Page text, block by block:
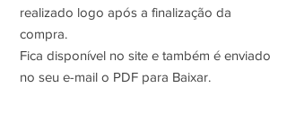
realizado logo após a finalização da
compra.
Fica disponível no site e também é enviado
no seu e-mail o PDF para Baixar.